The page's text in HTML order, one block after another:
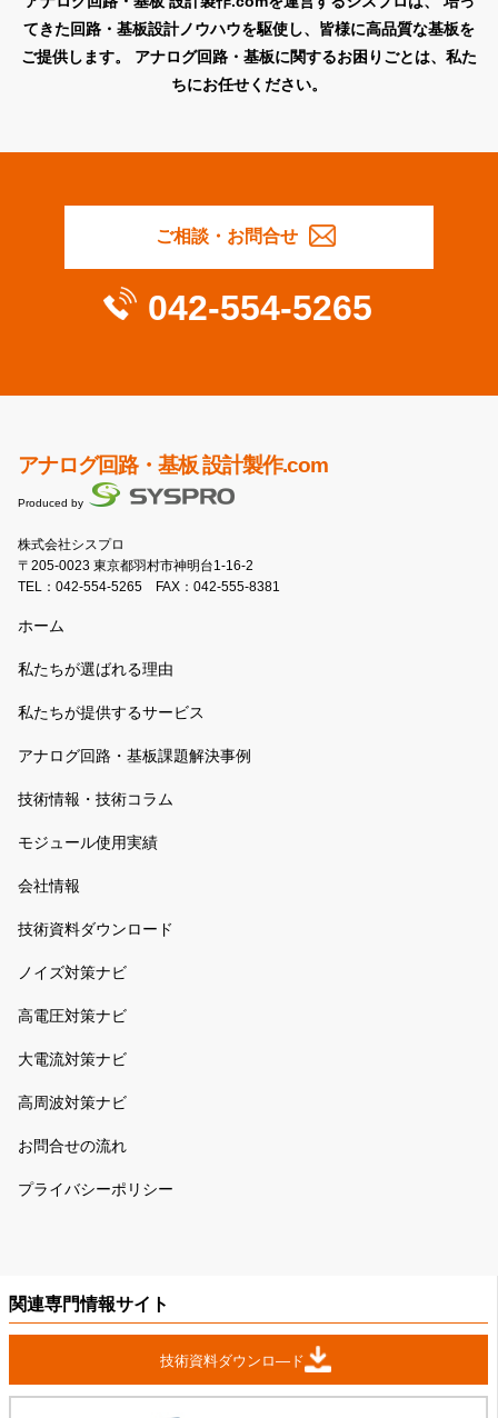
てきた回路・基板設計ノウハウを駆使し、皆様に高品質な基板を
ご提供します。
アナログ回路・基板に関するお困りごとは、私た
ちにお任せください。
ご相談・お問合せ
042-554-5265
アナログ回路・基板 設計製作.com
Produced by
株式会社シスプロ
〒205-0023 東京都羽村市神明台1-16-2
TEL： 042-554-5265 FAX：042-555-8381
ホーム
私たちが選ばれる理由
私たちが提供するサービス
アナログ回路・基板課題解決事例
技術情報・技術コラム
モジュール使用実績
会社情報
技術資料ダウンロード
ノイズ対策ナビ
高電圧対策ナビ
大電流対策ナビ
高周波対策ナビ
お問合せの流れ
プライバシーポリシー
関連専門情報サイト
技術資料ダウンロ―ド